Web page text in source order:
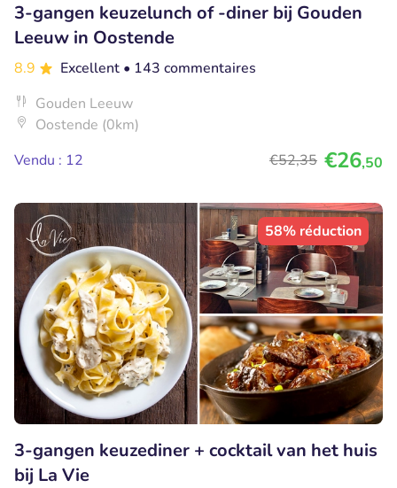
3-gangen keuzelunch of -diner bij Gouden
Leeuw in Oostende
8.9 Excellent • 143 commentaires
Gouden Leeuw
Oostende (0km)
Vendu : 12
€52,35 €26,50
58% réduction
3-gangen keuzediner + cocktail van het huis
bij La Vie